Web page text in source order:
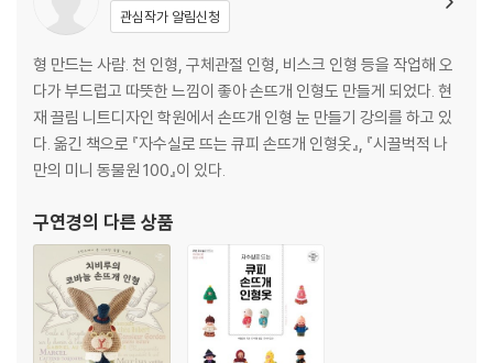
관심작가 알림신청
형 만드는 사람. 천 인형, 구체관절 인형, 비스크 인형 등을 작업해 오
다가 부드럽고 따뜻한 느낌이 좋아 손뜨개 인형도 만들게 되었다. 현
재 끌림 니트디자인 학원에서 손뜨개 인형 눈 만들기 강의를 하고 있
다. 옮긴 책으로 『자수실로 뜨는 큐피 손뜨개 인형옷』, 『시끌벅적 나
만의 미니 동물원 100』이 있다.
구연경의 다른 상품